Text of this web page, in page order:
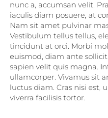
nunc a, accumsan velit.
iaculis diam posuere, at
Nam sit amet pulvinar
Vestibulum tellus tellus,
tincidunt at orci. Morbi
euismod, diam ante
sapien velit quis magna.
ullamcorper. Vivamus sit
luctus diam. Cras nisi est,
viverra facilisis tortor.